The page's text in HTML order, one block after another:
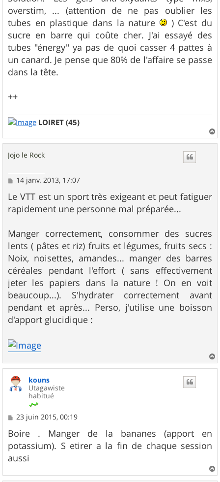
overstim, ... (attention de ne pas oublier les
tubes en plastique dans la nature
) C'est du
sucre en barre qui coûte cher. J'ai essayé des
tubes "énergy" ya pas de quoi casser 4 pattes à
un canard. Je pense que 80% de l'affaire se passe
dans la tête.
++
LOIRET (45)
a
Jojo le Rock
M
s
s
a
14 janv. 2013, 17:07
Le VTT est un sport très exigeant et peut fatiguer
rapidement une personne mal préparée...
Manger correctement, consommer des sucres
lents ( pâtes et riz) fruits et légumes, fruits secs :
Noix, noisettes, amandes... manger des barres
céréales pendant l'effort ( sans effectivement
jeter les papiers dans la nature ! On en voit
beaucoup...). S'hydrater correctement avant
pendant et après... Perso, j'utilise une boisson
d'apport glucidique :
a
kouns
Utagawiste
habitué
M
s
s
a
g
e
23 juin 2015, 00:19
Boire . Manger de la bananes (apport en
potassium). S etirer a la fin de chaque session
aussi
a